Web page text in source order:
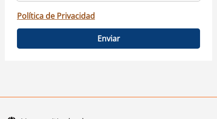
Política de Privacidad
Enviar